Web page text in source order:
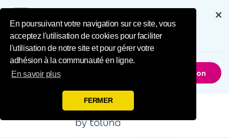
En poursuivant votre navigation sur ce site, vous
acceptez l'utilisation de cookies pour faciliter
l'utilisation de notre site et pour gérer votre
adhésion à la communauté en ligne.
En savoir plus
FERMER
Influence Your
complète grâce à notre application
6.5MTéléchargements
Pas Maintenant Obtenir L'application